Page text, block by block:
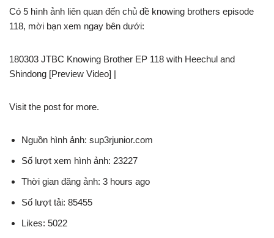
Có 5 hình ảnh liên quan đến chủ đề knowing brothers episode
118, mời bạn xem ngay bên dưới:
180303 JTBC Knowing Brother EP 118 with Heechul and
Shindong [Preview Video] |
Visit the post for more.
Nguồn hình ảnh: sup3rjunior.com
Số lượt xem hình ảnh: 23227
Thời gian đăng ảnh: 3 hours ago
Số lượt tải: 85455
Likes: 5022